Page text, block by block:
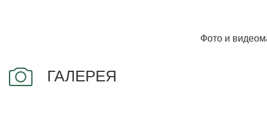
Фото и
ГАЛЕРЕЯ